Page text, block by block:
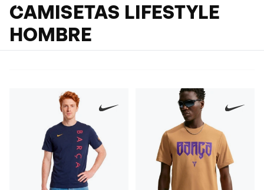
CAMISETAS LIFESTYLE
HOMBRE